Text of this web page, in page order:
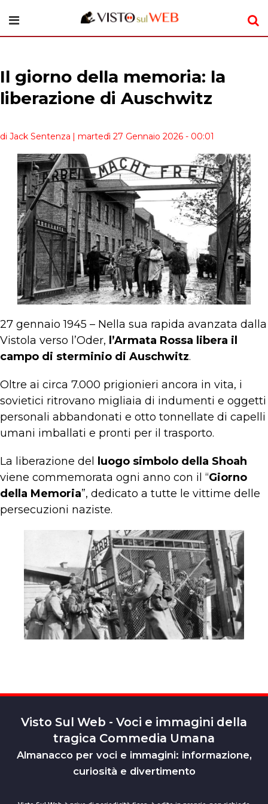
Il giorno della memoria: la
liberazione di Auschwitz
di Jack Sentenza | martedì 27 Gennaio 2026 - 00:01
27 gennaio 1945 – Nella sua rapida avanzata dalla
Vistola verso l’Oder, l’Armata Rossa libera il
campo di sterminio di Auschwitz.
Oltre ai circa 7.000 prigionieri ancora in vita, i
sovietici ritrovano migliaia di indumenti e oggetti
personali abbandonati e otto tonnellate di capelli
umani imballati e pronti per il trasporto.
La liberazione del
luogo simbolo della Shoah
viene commemorata ogni anno con il “Giorno
della Memoria”, dedicato a tutte le vittime delle
persecuzioni naziste.
Visto Sul Web - Voci e immagini della
tragica Commedia Umana
Almanacco per voci e immagini: informazione,
curiosità e divertimento